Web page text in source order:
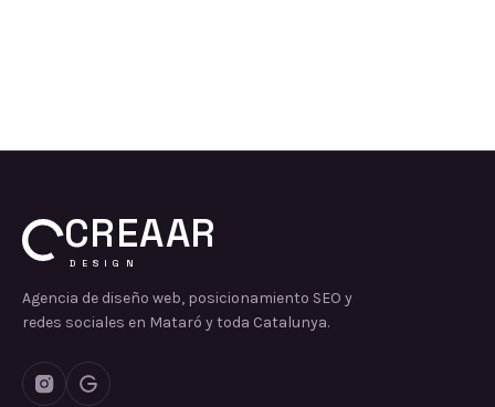
CREAAR
DESIGN
Agencia de diseño web, posicionamiento SEO y
redes sociales en Mataró y toda Catalunya.